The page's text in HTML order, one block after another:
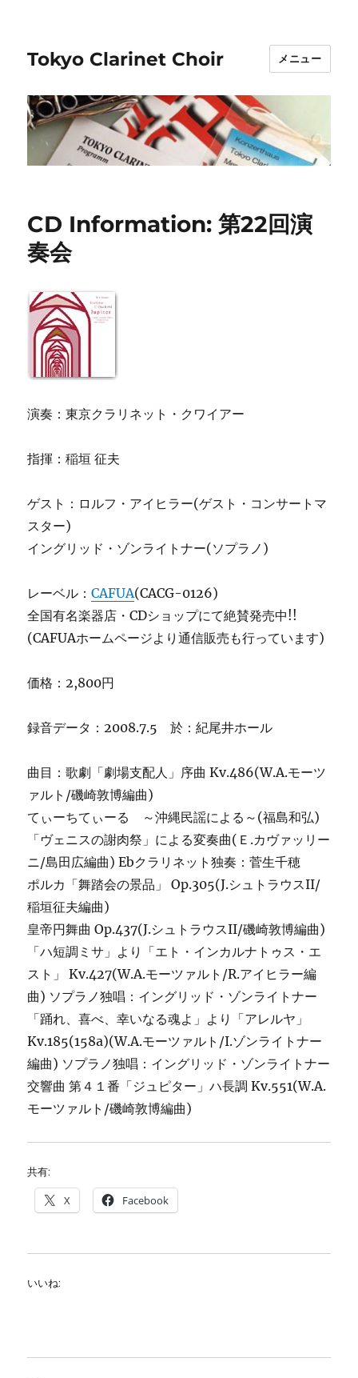
Tokyo Clarinet Choir メニュー
CD Information: 第22回演
奏会
演奏：東京クラリネット・クワイアー
指揮：稲垣 征夫
ゲスト：ロルフ・アイヒラー(ゲスト・コンサートマ
スター)
イングリッド・ゾンライトナー(ソプラノ)
レーベル：CAFUA(CACG-0126)
全国有名楽器店・CDショップにて絶賛発売中!!
(CAFUAホームページより通信販売も行っています)
価格：2,800円
録音データ：2008.7.5 於：紀尾井ホール
曲目：歌劇「劇場支配人」序曲 Kv.486(W.A.モーツ
ァルト/磯崎敦博編曲)
てぃーちてぃーる ～沖縄民謡による～(福島和弘)
「ヴェニスの謝肉祭」による変奏曲(Ｅ.カヴァッリー
ニ/島田広編曲) Ebクラリネット独奏：菅生千穂
ポルカ「舞踏会の景品」 Op.305(J.シュトラウスII/
稲垣征夫編曲)
皇帝円舞曲 Op.437(J.シュトラウスII/磯崎敦博編曲)
「ハ短調ミサ」より「エト・インカルナトゥス・エ
スト」 Kv.427(W.A.モーツァルト/R.アイヒラー編
曲) ソプラノ独唱：イングリッド・ゾンライトナー
「踊れ、喜べ、幸いなる魂よ」より「アレルヤ」
Kv.185(158a)(W.A.モーツァルト/I.ゾンライトナー
編曲) ソプラノ独唱：イングリッド・ゾンライトナー
交響曲 第４１番「ジュピター」ハ長調 Kv.551(W.A.
モーツァルト/磯崎敦博編曲)
共有:
X Facebook
いいね: